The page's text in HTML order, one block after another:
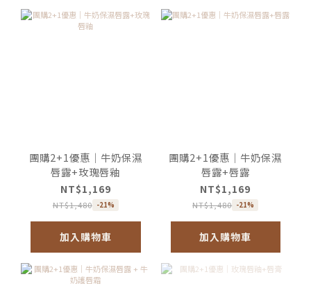
團購2+1優惠｜牛奶保濕
唇露+玫瑰唇釉
NT$1,169
NT$1,480 -21%
加入購物車
團購2+1優惠｜牛奶保濕
唇露+唇露
NT$1,169
NT$1,480 -21%
加入購物車